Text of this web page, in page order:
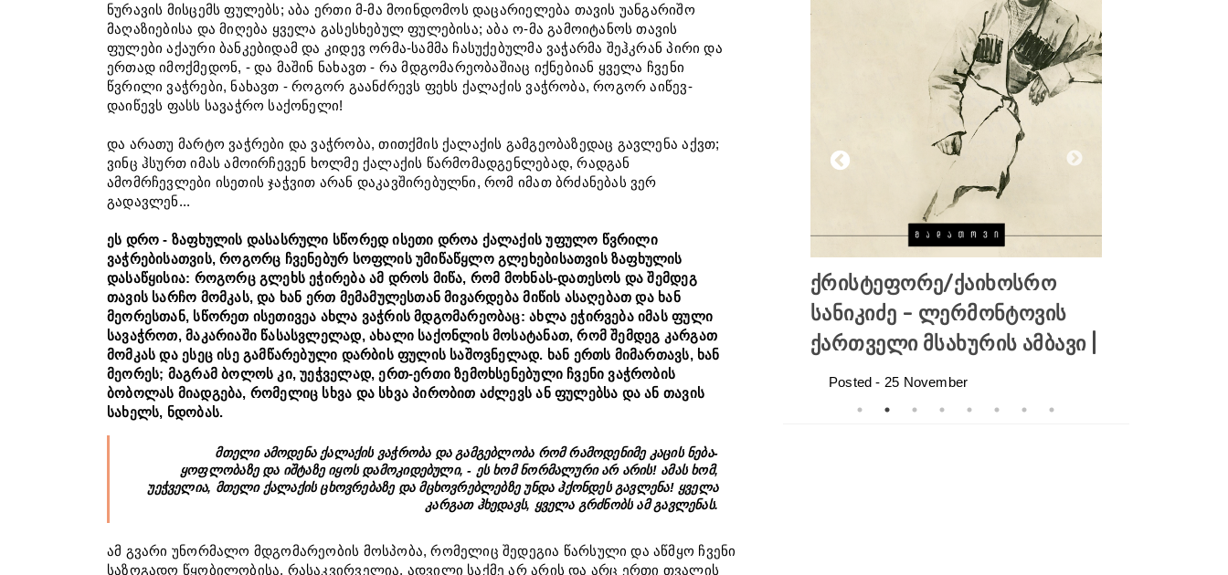
ნურავის მისცემს ფულებს; აბა ერთი მ-მა მოინდომოს დაცარიელება თავის უანგარიშო
მაღაზიებისა და მიღება ყველა გასესხებულ ფულებისა; აბა ო-მა გამოიტანოს თავის
ფულები აქაური ბანკებიდამ და კიდევ ორმა-სამმა ჩასუქებულმა ვაჭარმა შეჰკრან პირი და
ერთად იმოქმედონ, - და მაშინ ნახავთ - რა მდგომარეობაშიაც იქნებიან ყველა ჩვენი
წვრილი ვაჭრები, ნახავთ - როგორ გაანძრევს ფეხს ქალაქის ვაჭრობა, როგორ აიწევ-
დაიწევს ფასს სავაჭრო საქონელი!
და არათუ მარტო ვაჭრები და ვაჭრობა, თითქმის ქალაქის გამგეობაზედაც გავლენა აქვთ;
ვინც ჰსურთ იმას ამოირჩევენ ხოლმე ქალაქის წარმომადგენლებად, რადგან
ამომრჩევლები ისეთის ჯაჭვით არან დაკავშირებულნი, რომ იმათ ბრძანებას ვერ
გადავლენ...
ეს დრო - ზაფხულის დასასრული სწორედ ისეთი დროა ქალაქის უფულო წვრილი
ვაჭრებისათვის, როგორც ჩვენებურ სოფლის უმიწაწყლო გლეხებისათვის ზაფხულის
დასაწყისია: როგორც გლეხს ეჭირება ამ დროს მიწა, რომ მოხნას-დათესოს და შემდეგ
თავის სარჩო მომკას, და ხან ერთ მემამულესთან მივარდება მიწის ასაღებათ და ხან
მეორესთან, სწორეთ ისეთივეა ახლა ვაჭრის მდგომარეობაც: ახლა ეჭირვება იმას ფული
სავაჭროთ, მაკარიაში წასასვლელად, ახალი საქონლის მოსატანათ, რომ შემდეგ კარგათ
მომკას და ესეც ისე გამწარებული დარბის ფულის საშოვნელად. ხან ერთს მიმართავს, ხან
მეორეს; მაგრამ ბოლოს კი, უეჭველად, ერთ-ერთი ზემოხსენებული ჩვენი ვაჭრობის
ბობოლას მიადგება, რომელიც სხვა და სხვა პირობით აძლევს ან ფულებსა და ან თავის
სახელს, ნდობას.
მთელი ამოდენა ქალაქის ვაჭრობა და გამგებლობა რომ რამოდენიმე კაცის ნება-
ყოფლობაზე და იშტაზე იყოს დამოკიდებული, - ეს ხომ ნორმალური არ არის! ამას ხომ,
უეჭველია, მთელი ქალაქის ცხოვრებაზე და მცხოვრებლებზე უნდა ჰქონდეს გავლენა! ყველა
კარგათ ჰხედავს, ყველა გრძნობს ამ გავლენას.
ამ გვარი უნორმალო მდგომარეობის მოსპობა, რომელიც შედეგია წარსული და აწმყო ჩვენი
საზოგადო წყობილობისა, რასაკვირველია, ადვილი საქმე არ არის და არც ერთი თვალის
სახლების დანომვრაზედ
ტფილისში... |
Posted -27August
ფიურერმა თამარ მეფე
საცირკედ გაჰხადა... |
Posted - 02August
ქრისტეფორე/ქაიხოსრო
სანიკიძე - ლერმონტოვის
ქართველი მსახურის ამბავი |
Posted - 25 November